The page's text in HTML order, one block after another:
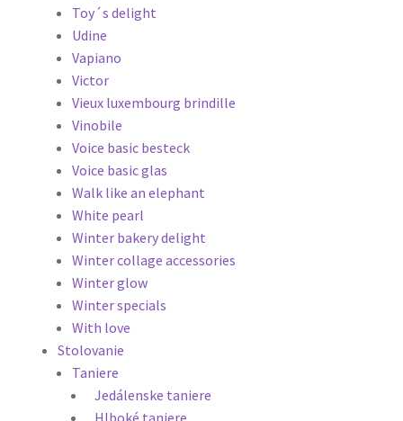
Toy´s delight
Udine
Vapiano
Victor
Vieux luxembourg brindille
Vinobile
Voice basic besteck
Voice basic glas
Walk like an elephant
White pearl
Winter bakery delight
Winter collage accessories
Winter glow
Winter specials
With love
Stolovanie
Taniere
Jedálenske taniere
Hlboké taniere